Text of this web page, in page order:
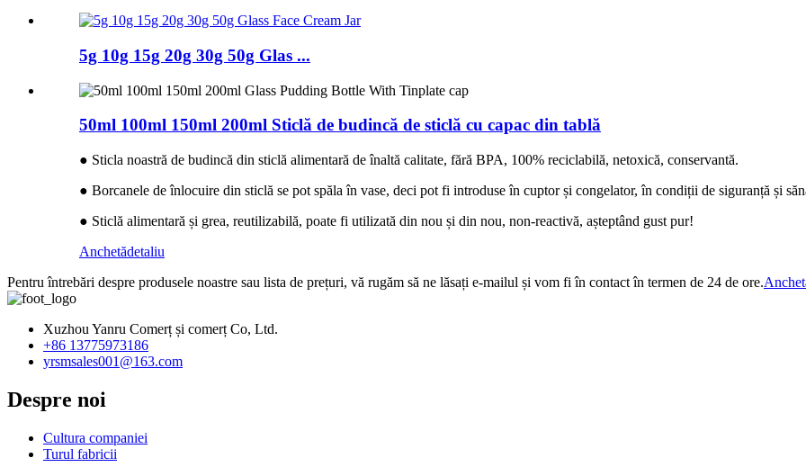
5g 10g 15g 20g 30g 50g Glas ...
50ml 100ml 150ml 200ml Sticlă de budincă de sticlă cu capac din tablă
● Sticla noastră de budincă din sticlă alimentară de înaltă calitate, fără BPA, 100% reciclabilă, netoxică, conservantă.
● Borcanele de înlocuire din sticlă se pot spăla în vase, deci pot fi introduse în cuptor și congelator, în condiții de siguranță și
● Sticlă alimentară și grea, reutilizabilă, poate fi utilizată din nou și din nou, non-reactivă, așteptând gust pur!
Anchetădetaliu
Pentru întrebări despre produsele noastre sau lista de prețuri, vă rugăm să ne lăsați e-mailul și vom fi în contact în termen de 24 de ore.
Xuzhou Yanru Comerț și comerț Co, Ltd.
+86 13775973186
yrsmsales001@163.com
Despre noi
Cultura companiei
Turul fabricii